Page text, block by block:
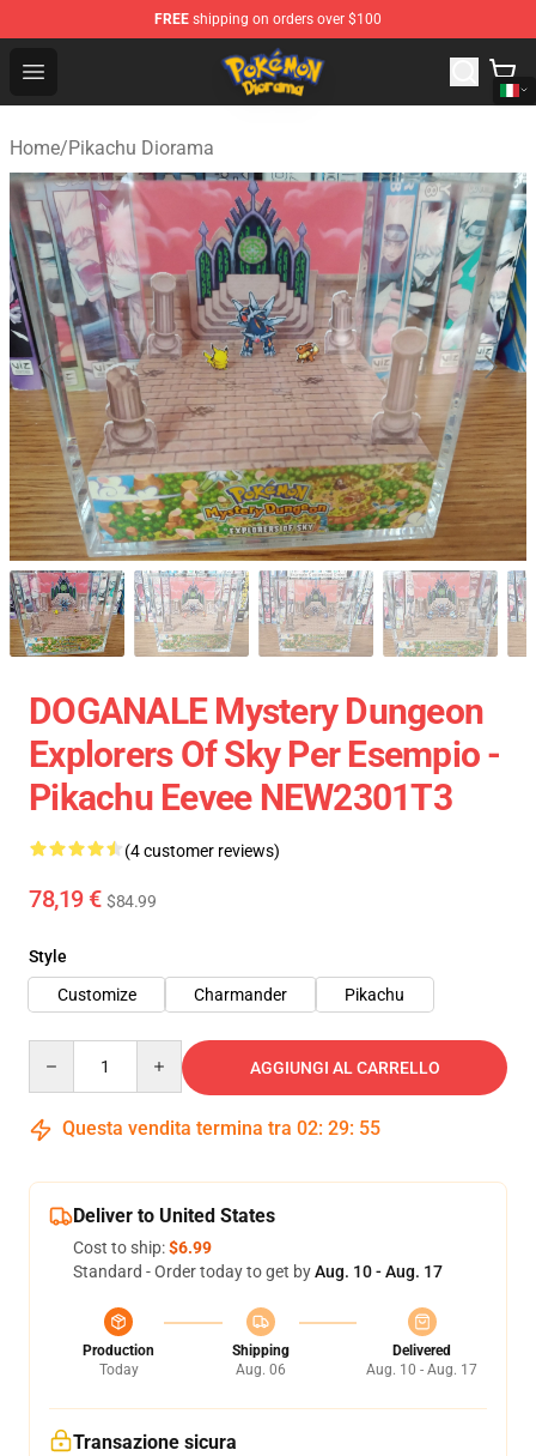
FREE shipping on orders over $100
Open menu
Pokemon Diorama Shop - The Best Store of Pokemon
Home/Pikachu Diorama
DOGANALE Mystery Dungeon
Explorers Of Sky Per Esempio -
Pikachu Eevee NEW2301T3
(4 customer reviews)
78,19 € $84.99
Style
Customize
Charmander Pikachu
AGGIUNGI AL CARRELLO
Questa vendita termina tra 02: 29: 54
Deliver to United States
Cost to ship:$6.99
Standard - Order today to get byAug. 10 - Aug. 17
Production
Today
Shipping
Aug. 06
Delivered
Aug. 10 - Aug. 17
Transazione sicura